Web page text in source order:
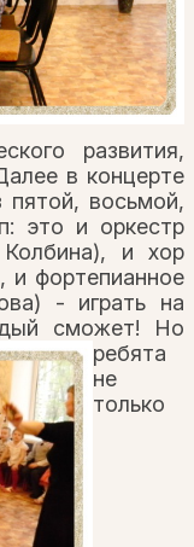
развития,
в концерте
восьмой,
это и оркестр
и хор
и фортепианное
- играть на
сможет! Но
ребята
не
только